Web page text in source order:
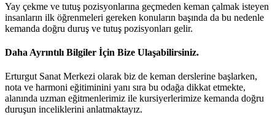
Yay çekme ve tutuş pozisyonlarına geçmeden keman çalmak isteyen
insanların ilk öğrenmeleri gereken konuların başında da bu nedenle
kemanda doğru duruş ve tutuş pozisyonları gelir.
Daha Ayrıntılı Bilgiler İçin Bize Ulaşabilirsiniz.
Erturgut Sanat Merkezi olarak biz de keman derslerine başlarken,
nota ve harmoni eğitiminini yanı sıra bu odağa dikkat etmekte,
alanında uzman eğitmenlerimiz ile kursiyerlerimize kemanda doğru
duruşun inceliklerini anlatmaktayız.